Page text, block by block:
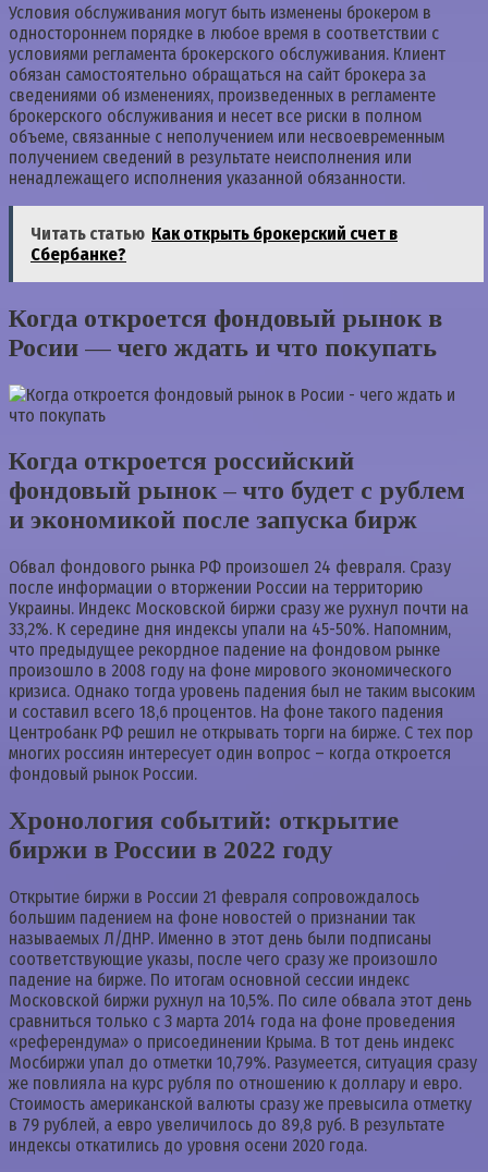
Условия обслуживания могут быть изменены брокером в
одностороннем порядке в любое время в соответствии с
условиями регламента брокерского обслуживания. Клиент
обязан самостоятельно обращаться на сайт брокера за
сведениями об изменениях, произведенных в регламенте
брокерского обслуживания и несет все риски в полном
объеме, связанные с неполучением или несвоевременным
получением сведений в результате неисполнения или
ненадлежащего исполнения указанной обязанности.
Читать статью Как открыть брокерский счет в
Сбербанке?
Когда откроется фондовый рынок в
Росии — чего ждать и что покупать
Когда откроется российский
фондовый рынок – что будет с рублем
и экономикой после запуска бирж
Обвал фондового рынка РФ произошел 24 февраля. Сразу
после информации о вторжении России на территорию
Украины. Индекс Московской биржи сразу же рухнул почти на
33,2%. К середине дня индексы упали на 45-50%. Напомним,
что предыдущее рекордное падение на фондовом рынке
произошло в 2008 году на фоне мирового экономического
кризиса. Однако тогда уровень падения был не таким высоким
и составил всего 18,6 процентов. На фоне такого падения
Центробанк РФ решил не открывать торги на бирже. С тех пор
многих россиян интересует один вопрос – когда откроется
фондовый рынок России.
Хронология событий: открытие
биржи в России в 2022 году
Открытие биржи в России 21 февраля сопровождалось
большим падением на фоне новостей о признании так
называемых Л/ДНР. Именно в этот день были подписаны
соответствующие указы, после чего сразу же произошло
падение на бирже. По итогам основной сессии индекс
Московской биржи рухнул на 10,5%. По силе обвала этот день
сравниться только с 3 марта 2014 года на фоне проведения
«референдума» о присоединении Крыма. В тот день индекс
Мосбиржи упал до отметки 10,79%. Разумеется, ситуация сразу
же повлияла на курс рубля по отношению к доллару и евро.
Стоимость американской валюты сразу же превысила отметку
в 79 рублей, а евро увеличилось до 89,8 руб. В результате
индексы откатились до уровня осени 2020 года.